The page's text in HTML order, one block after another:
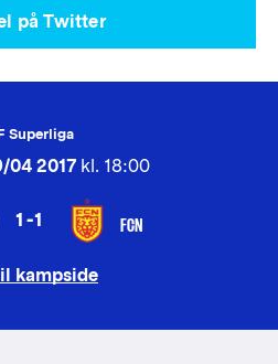
på Twitter
Superliga
04 2017 kl. 18:00
1-1 FCN
kampside